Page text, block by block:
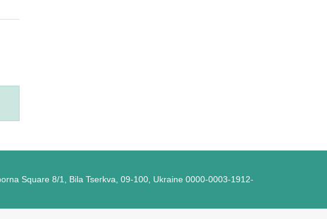
Square 8/1, Bila Tserkva, 09-100, Ukraine 0000-0003-1912-